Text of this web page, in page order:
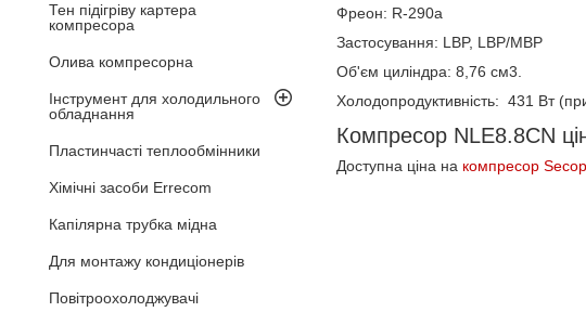
Тен підігріву картера
компресора
Олива компресорна
Інструмент для холодильного
обладнання
Пластинчасті теплообмінники
Хімічні засоби Errecom
Капілярна трубка мідна
Для монтажу кондиціонерів
Повітроохолоджувачі
Фреон: R-290a
Застосування: LBP, LBP/MBP
Об'єм циліндра: 8,76 см3.
Холодопродуктивність: 431 Вт
Компресор NLE8.8CN
Доступна ціна на компресор Secop